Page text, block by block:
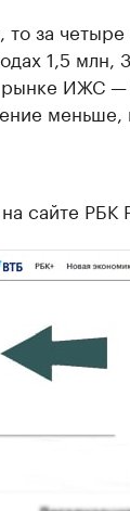
за
1,5 млн,
рынке ИЖС
меньше,
сайте РБК